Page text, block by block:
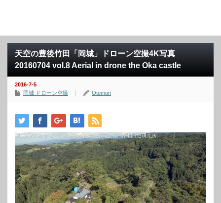
天空の豊後竹田「岡城」ドローン空撮4K写真
20160704 vol.8 Aerial in drone the Oka castle
2016-7-5
岡城 ドローン空撮
Otemon